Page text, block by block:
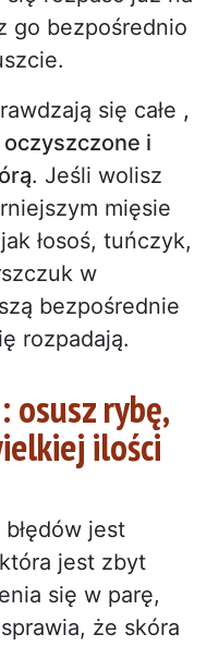
go bezpośrednio
się całe ,
oczyszczone i
. Jeśli wolisz
mięsie
łosoś, tuńczyk,
w
bezpośrednie
rozpadają.
osusz rybę,
ilości
jest
jest zbyt
się w parę,
że skóra